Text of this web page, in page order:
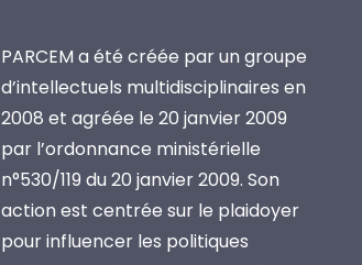
PARCEM a été créée par un groupe
d’intellectuels multidisciplinaires en
2008 et agréée le 20 janvier 2009
par l’ordonnance ministérielle
n°530/119 du 20 janvier 2009. Son
action est centrée sur le plaidoyer
pour influencer les politiques